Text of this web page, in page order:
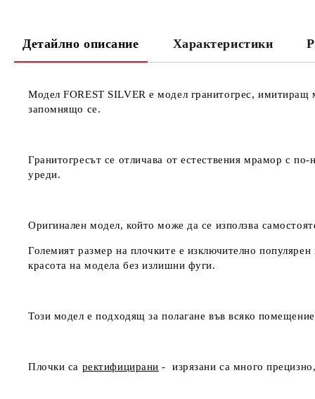
Детайлно описание Характеристики
Модел FOREST SILVER е модел гранитогрес, имитиращ
запомнящо се.
Гранитогресът се отличава от естествения мрамор с
уреди.
Оригинален модел, който може да се използва
Големият размер на плочките е изключително
красота на модела без излишни фуги.
Този модел е подходящ за полагане във всяко
Плочки са ректифицирани - изрязани са много